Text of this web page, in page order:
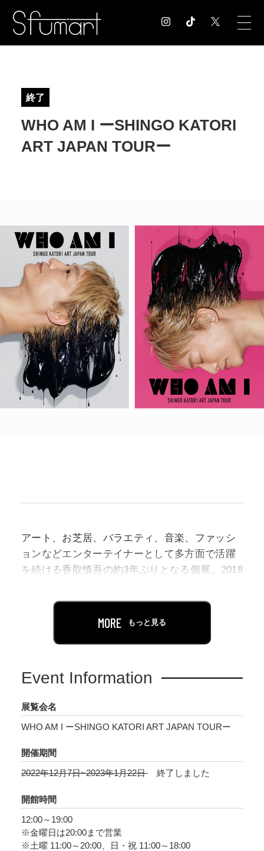
EXHIBITION 展覧会情報
MUSEUM 美術館情報
POLICY COMPANY
終了
WHO AM I ーSHINGO KATORI
ART JAPAN TOURー
アート、お芝居、バラエティ、音楽、ファッシ
ョンなどエンターテイナーとして多方面で活躍
を続ける香取慎吾の約3年ぶりとなる個展。2018
「NAKAMA des ARTS」を開催、2019年IHIステ
ージアラウンド東京で行われた「BOUM！
された作品はもちろん、
「JANTJE_ONTEMBAAR」、「週刊文春
めに制作される完全新作など約180点を一堂に展
示します。
MORE もっと見る
Event Information
展覧会名
WHO AM I ーSHINGO KATORI ART JAPAN TOURー
開催期間
2022年12月7日~2023年1月22日
終了しました
開館時間
12:00～19:00
※金曜日は20:00まで営業
※土曜 11:00～20:00、日・祝 11:00～18:00